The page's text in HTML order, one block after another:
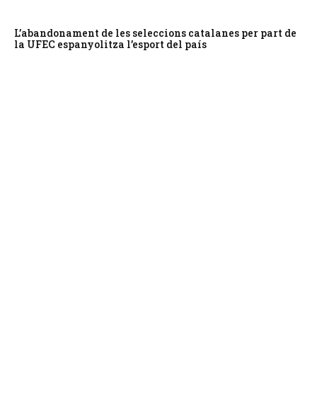
L’abandonament de les seleccions catalanes per part de
la UFEC espanyolitza l’esport del país